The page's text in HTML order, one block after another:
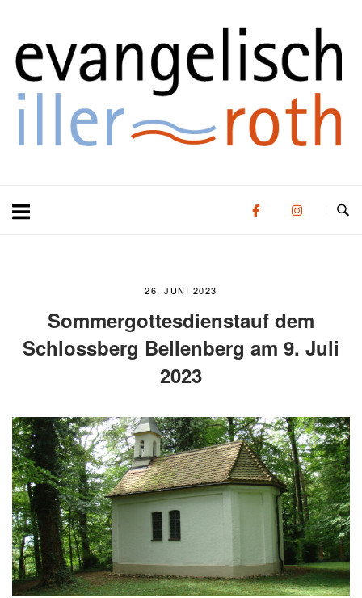
springen
26. JUNI 2023
Sommergottesdienstauf dem
Schlossberg Bellenberg am 9. Juli
2023